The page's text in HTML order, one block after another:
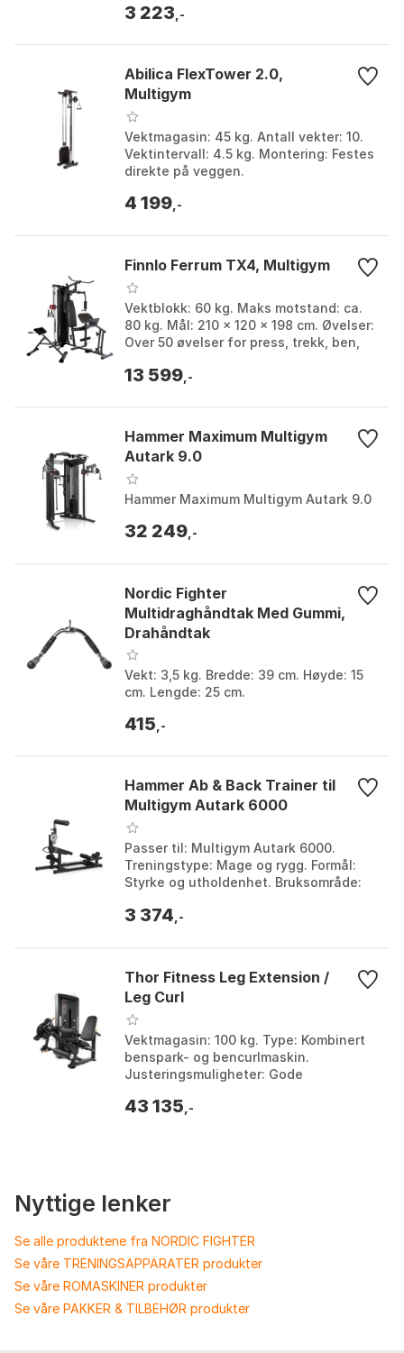
benk: Kan plas...
3 223 ,-
Abilica FlexTower 2.0,
Multigym
Vektmagasin: 45 kg. Antall vekter: 10.
Vektintervall: 4.5 kg. Montering: Festes
direkte på veggen.
4 199 ,-
Finnlo Ferrum TX4, Multigym
Vektblokk: 60 kg. Maks motstand: ca.
80 kg. Mål: 210 × 120 × 198 cm. Øvelser:
Over 50 øvelser for press, trekk, ben,
One ...
13 599 ,-
Hammer Maximum Multigym
Autark 9.0
Hammer Maximum Multigym Autark 9.0
32 249 ,-
Nordic Fighter
Multidraghåndtak Med Gummi,
Drahåndtak
Vekt: 3,5 kg. Bredde: 39 cm. Høyde: 15
cm. Lengde: 25 cm.
415 ,-
Hammer Ab & Back Trainer til
Multigym Autark 6000
Passer til: Multigym Autark 6000.
Treningstype: Mage og rygg. Formål:
Styrke og utholdenhet. Bruksområde:
hjemme.
3 374 ,-
Thor Fitness Leg Extension /
Leg Curl
Vektmagasin: 100 kg. Type: Kombinert
benspark- og bencurlmaskin.
Justeringsmuligheter: Gode
Slitesterk pulverlakk i silkematt finish.
43 135 ,-
Nyttige lenker
Se alle produktene fra NORDIC FIGHTER
Se våre TRENINGSAPPARATER produkter
Se våre ROMASKINER produkter
Se våre PAKKER & TILBEHØR produkter